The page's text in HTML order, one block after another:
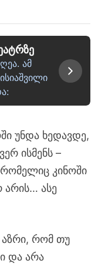
ამ
უნდა ხედავდე,
ისმენს –
კინოში
არის… ასე
რომ თუ
და არა